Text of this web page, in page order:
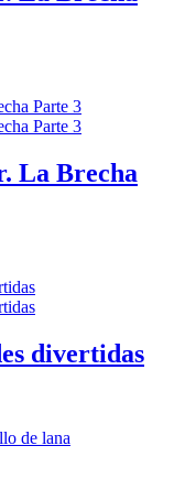
La Brecha
divertidas